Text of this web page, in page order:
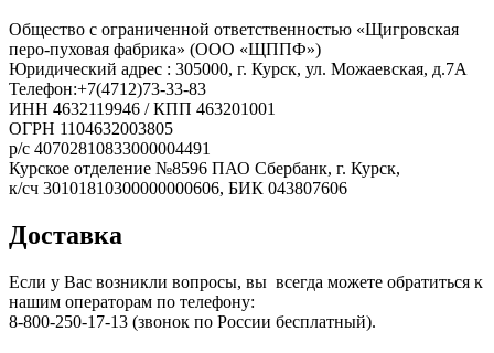
Общество с ограниченной ответственностью «Щигровская
перо-пуховая фабрика» (ООО «ЩППФ»)
Юридический адрес : 305000, г. Курск, ул. Можаевская, д.7А
Телефон:+7(4712)73-33-83
ИНН 4632119946 / КПП 463201001
ОГРН 1104632003805
р/с 40702810833000004491
Курское отделение №8596 ПАО Сбербанк, г. Курск,
​к/сч 30101810300000000606, БИК 043807606
Доставка
Если у Вас возникли вопросы, вы всегда можете обратиться к
нашим операторам по телефону:
8-800-250-17-13 (звонок по России бесплатный).